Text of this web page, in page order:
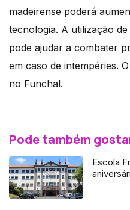
madeirense poderá
tecnologia. A utilização
pode ajudar a combater
em caso de intempéries.
no Funchal.
Pode também
Escola